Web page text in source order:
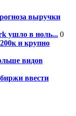
выручки
ушло в ноль... 0
и крупно
видов
ввести